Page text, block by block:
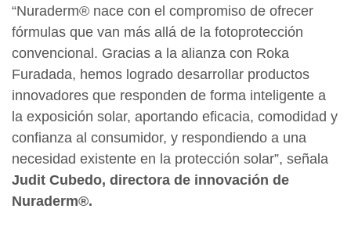
“Nuraderm® nace con el compromiso de ofrecer
fórmulas que van más allá de la fotoprotección
convencional. Gracias a la alianza con Roka
Furadada, hemos logrado desarrollar productos
innovadores que responden de forma inteligente a
la exposición solar, aportando eficacia, comodidad y
confianza al consumidor, y respondiendo a una
necesidad existente en la protección solar”, señala
Judit Cubedo, directora de innovación de
Nuraderm®.